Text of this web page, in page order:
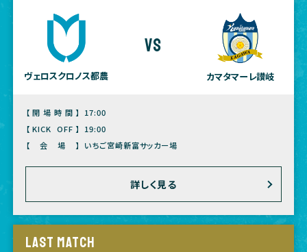
ヴェロスクロノス都農
vs
カマタマーレ讃岐
【開場時間】
17:00
【KICK OFF】
19:00
【会場】
いちご宮崎新富サッカー場
詳しく見る
LAST MATCH